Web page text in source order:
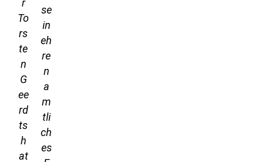
r
To
rs
te
n
G
ee
rd
ts
h
at
se
in
eh
re
n
a
m
tli
ch
es